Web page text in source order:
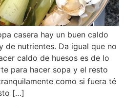
casera hay un buen caldo
de nutrientes. Da igual que no
caldo de huesos es de lo
para hacer sopa y el resto
como si fuera té
[…]